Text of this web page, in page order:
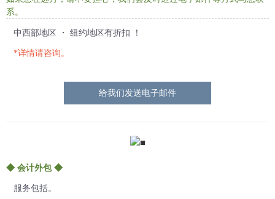
系。
中西部地区 ・ 纽约地区有折扣 ！
*详情请咨询。
给我们发送电子邮件
◆ 会计外包 ◆
服务包括。